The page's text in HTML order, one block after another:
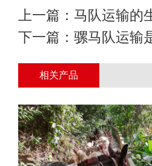
上一篇： 马队运输的
下一篇： 骡马队运输
相关产品